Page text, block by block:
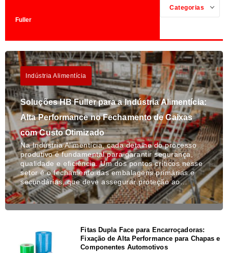
Fuller
Categorias
Indústria Alimentícia
Soluções HB Fuller para a Indústria Alimentícia:
Alta Performance no Fechamento de Caixas
com Custo Otimizado
Na Indústria Alimentícia, cada detalhe do processo
produtivo é fundamental para garantir segurança,
qualidade e eficiência. Um dos pontos críticos nesse
setor é o fechamento das embalagens primárias e
secundárias, que deve assegurar proteção ao…
Fitas Dupla Face para Encarroçadoras:
Fixação de Alta Performance para Chapas e
Componentes Automotivos